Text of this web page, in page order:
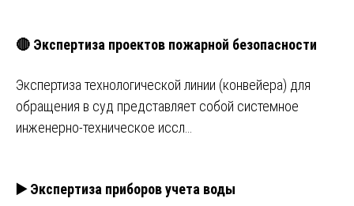
🔴 Экспертиза проектов пожарной безопасности
Экспертиза технологической линии (конвейера) для
обращения в суд представляет собой системное
инженерно-техническое иссл…
▶️ Экспертиза приборов учета воды